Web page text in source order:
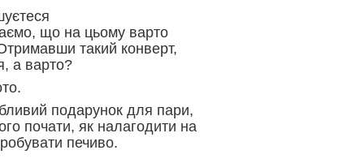
що на цьому варто
такий конверт,
а варто?
подарунок для пари,
почати, як налагодити на
печиво.